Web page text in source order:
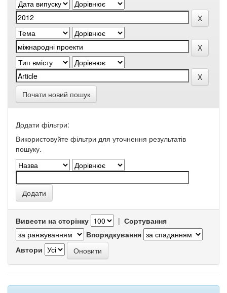
Почати новий пошук
Додати фільтри:
Використовуйте фільтри для уточнення результатів
пошуку.
Вивести на сторінку | Сортування
Впорядкування
Автори